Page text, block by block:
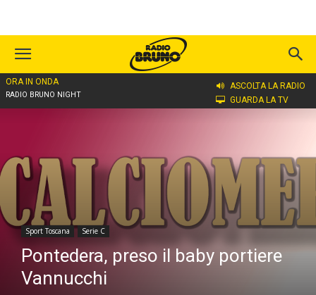
ORA IN ONDA
RADIO BRUNO NIGHT
ASCOLTA LA RADIO
GUARDA LA TV
Home
Sport Toscana Serie C
Pontedera, preso il baby portiere
Vannucchi